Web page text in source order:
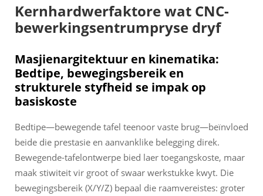
Kernhardwerfaktore wat CNC-
bewerkingsentrumpryse dryf
Masjienargitektuur en kinematika:
Bedtipe, bewegingsbereik en
strukturele styfheid se impak op
basiskoste
Bedtipe—bewegende tafel teenoor vaste brug—beïnvloed
beide die prestasie en aanvanklike belegging direk.
Bewegende-tafelontwerpe bied laer toegangskoste, maar
maak stiwiteit vir groot of swaar werkstukke kwyt. Die
bewegingsbereik (X/Y/Z) bepaal die raamvereistes: groter